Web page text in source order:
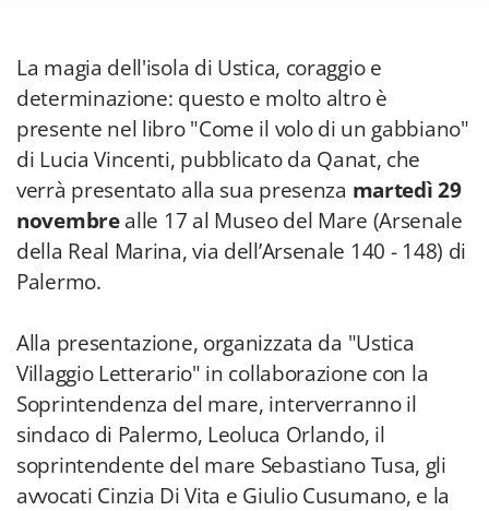
La magia dell'isola di Ustica, coraggio e
determinazione: questo e molto altro è
presente nel libro "Come il volo di un gabbiano"
di Lucia Vincenti, pubblicato da Qanat, che
verrà presentato alla sua presenza martedì 29
novembrealle 17 al Museo del Mare (Arsenale
della Real Marina, via dell’Arsenale 140 - 148) di
Palermo.
Alla presentazione, organizzata da "Ustica
Villaggio Letterario" in collaborazione con la
Soprintendenza del mare, interverranno il
sindaco di Palermo, Leoluca Orlando, il
soprintendente del mare Sebastiano Tusa, gli
avvocati Cinzia Di Vita e Giulio Cusumano, e la